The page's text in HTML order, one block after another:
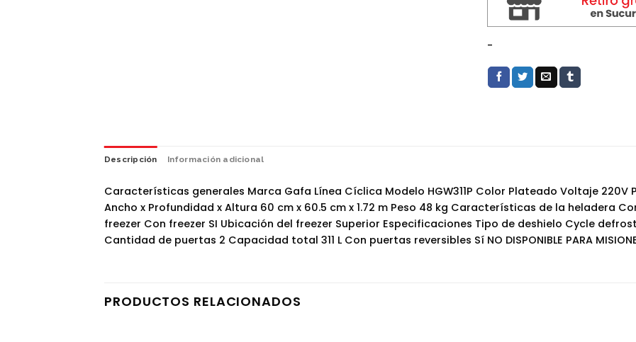
-
Descripción Información adicional
Características generales Marca Gafa Línea Cíclica Modelo HGW311P Color Plateado Voltaje 220V
Ancho x Profundidad x Altura 60 cm x 60.5 cm x 1.72 m Peso 48 kg Características de la heladera
freezer Con freezer SI Ubicación del freezer Superior Especificaciones Tipo de deshielo Cycle
Cantidad de puertas 2 Capacidad total 311 L Con puertas reversibles Sí NO DISPONIBLE PARA
PRODUCTOS RELACIONADOS